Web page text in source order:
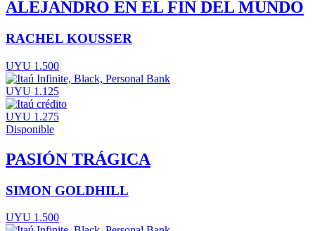
ALEJANDRO EN EL FIN DEL MUNDO
RACHEL KOUSSER
UYU 1.500
UYU 1.125
UYU 1.275
Disponible
PASIÓN TRÁGICA
SIMON GOLDHILL
UYU 1.500